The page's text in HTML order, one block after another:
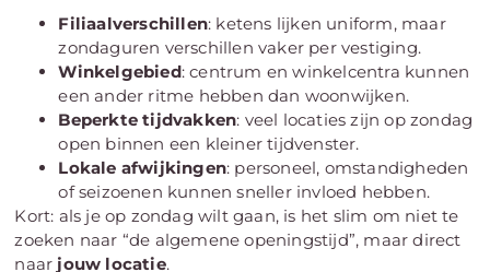
Filiaalverschillen: ketens lijken uniform, maar
zondaguren verschillen vaker per vestiging.
Winkelgebied: centrum en winkelcentra kunnen
een ander ritme hebben dan woonwijken.
Beperkte tijdvakken: veel locaties zijn op zondag
open binnen een kleiner tijdvenster.
Lokale afwijkingen: personeel, omstandigheden
of seizoenen kunnen sneller invloed hebben.
Kort: als je op zondag wilt gaan, is het slim om niet te
zoeken naar “de algemene openingstijd”, maar direct
naar jouw locatie.